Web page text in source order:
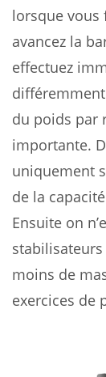
lorsque vous
avancez la
effectuez
du poids par
importante.
uniquement
de la
Ensuite on
moins de
exercices de